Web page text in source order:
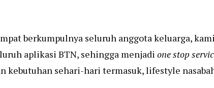
berkumpulnya seluruh anggota keluarga,
aplikasi BTN, sehingga menjadi one stop
kebutuhan sehari-hari termasuk, lifestyle